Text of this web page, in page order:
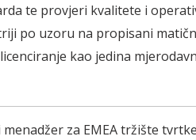
te provjeri kvalitete i
po uzoru na propisani
kao jedina
za EMEA tržište